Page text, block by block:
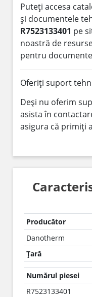
Puteți accesa
și documentele
R7523133401 pe
noastră de
pentru
Oferiți suport
Deși nu oferim
asista în
asigura că primiți
Producător
Danotherm
Țară
Numărul piesei
R7523133401